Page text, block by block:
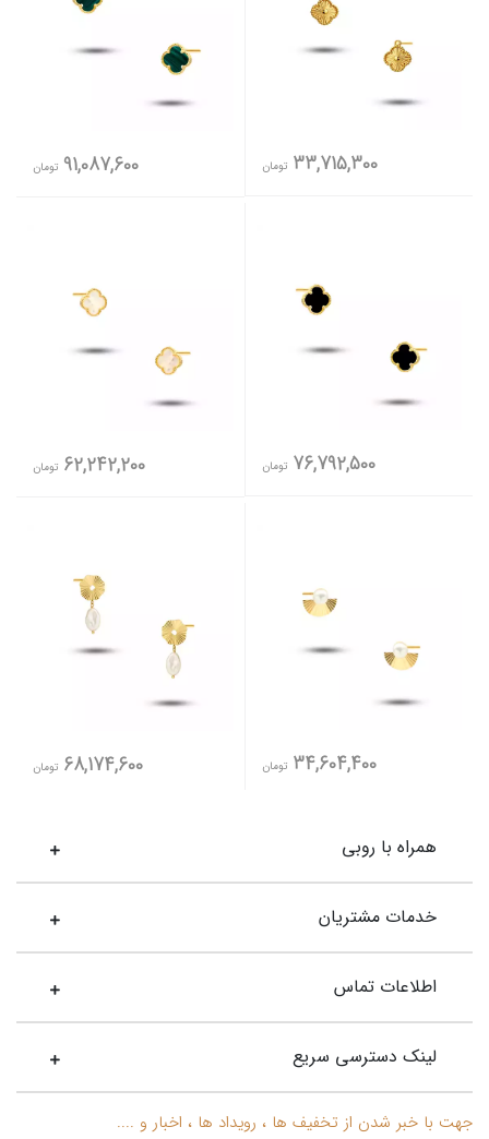
33,715,300 تومان 91,087,600 تومان
76,792,500 تومان 62,242,200 تومان
34,604,400 تومان 68,174,600 تومان
همراه با روبی
خدمات مشتریان
اطلاعات تماس
لینک دسترسی سریع
جهت با خبر شدن از تخفیف ها ، رویداد ها ، اخبار و ....